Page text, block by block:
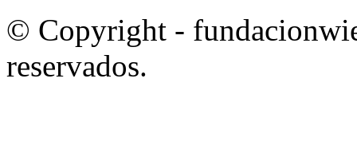
© Copyright -
reservados.